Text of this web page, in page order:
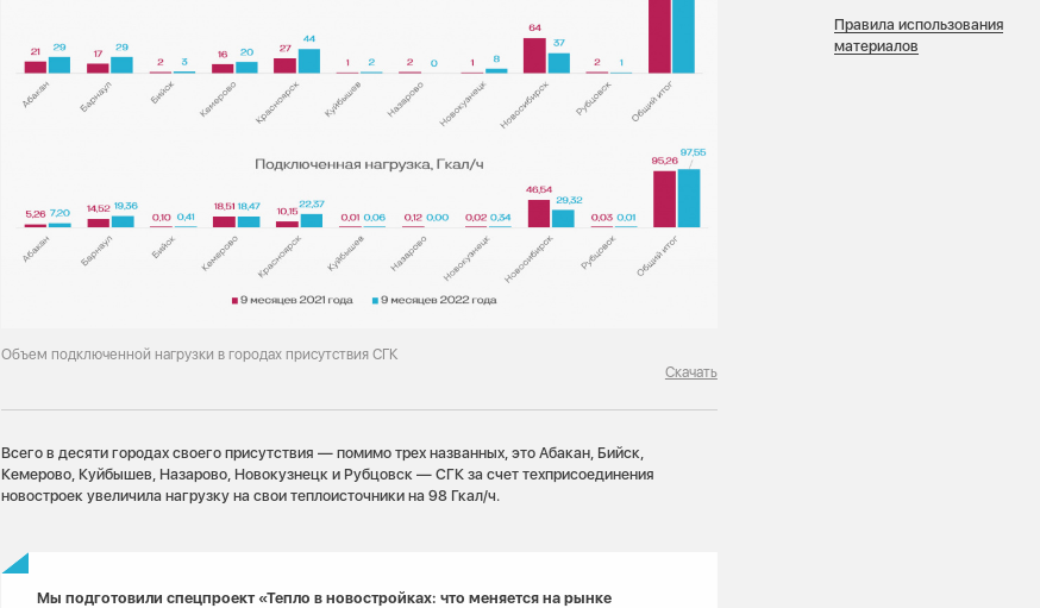
Объем подключенной нагрузки в городах присутствия СГК
Скачать
Всего в десяти городах своего присутствия — помимо трех названных, это Абакан, Бийск,
Кемерово, Куйбышев, Назарово, Новокузнецк и Рубцовск — СГК за счет техприсоединения
новостроек увеличила нагрузку на свои теплоисточники на 98 Гкал/ч.
Мы подготовили спецпроект «Тепло в новостройках: что меняется на рынке
Правила использования
материалов